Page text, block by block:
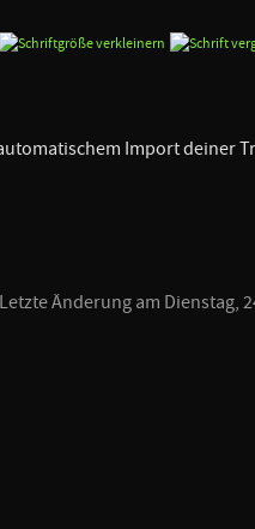
Import deiner
Letzte Änderung am Dienstag,